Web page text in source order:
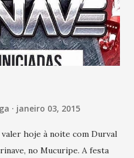
janeiro 03, 2015
hoje à noite com Durval
no Mucuripe. A festa